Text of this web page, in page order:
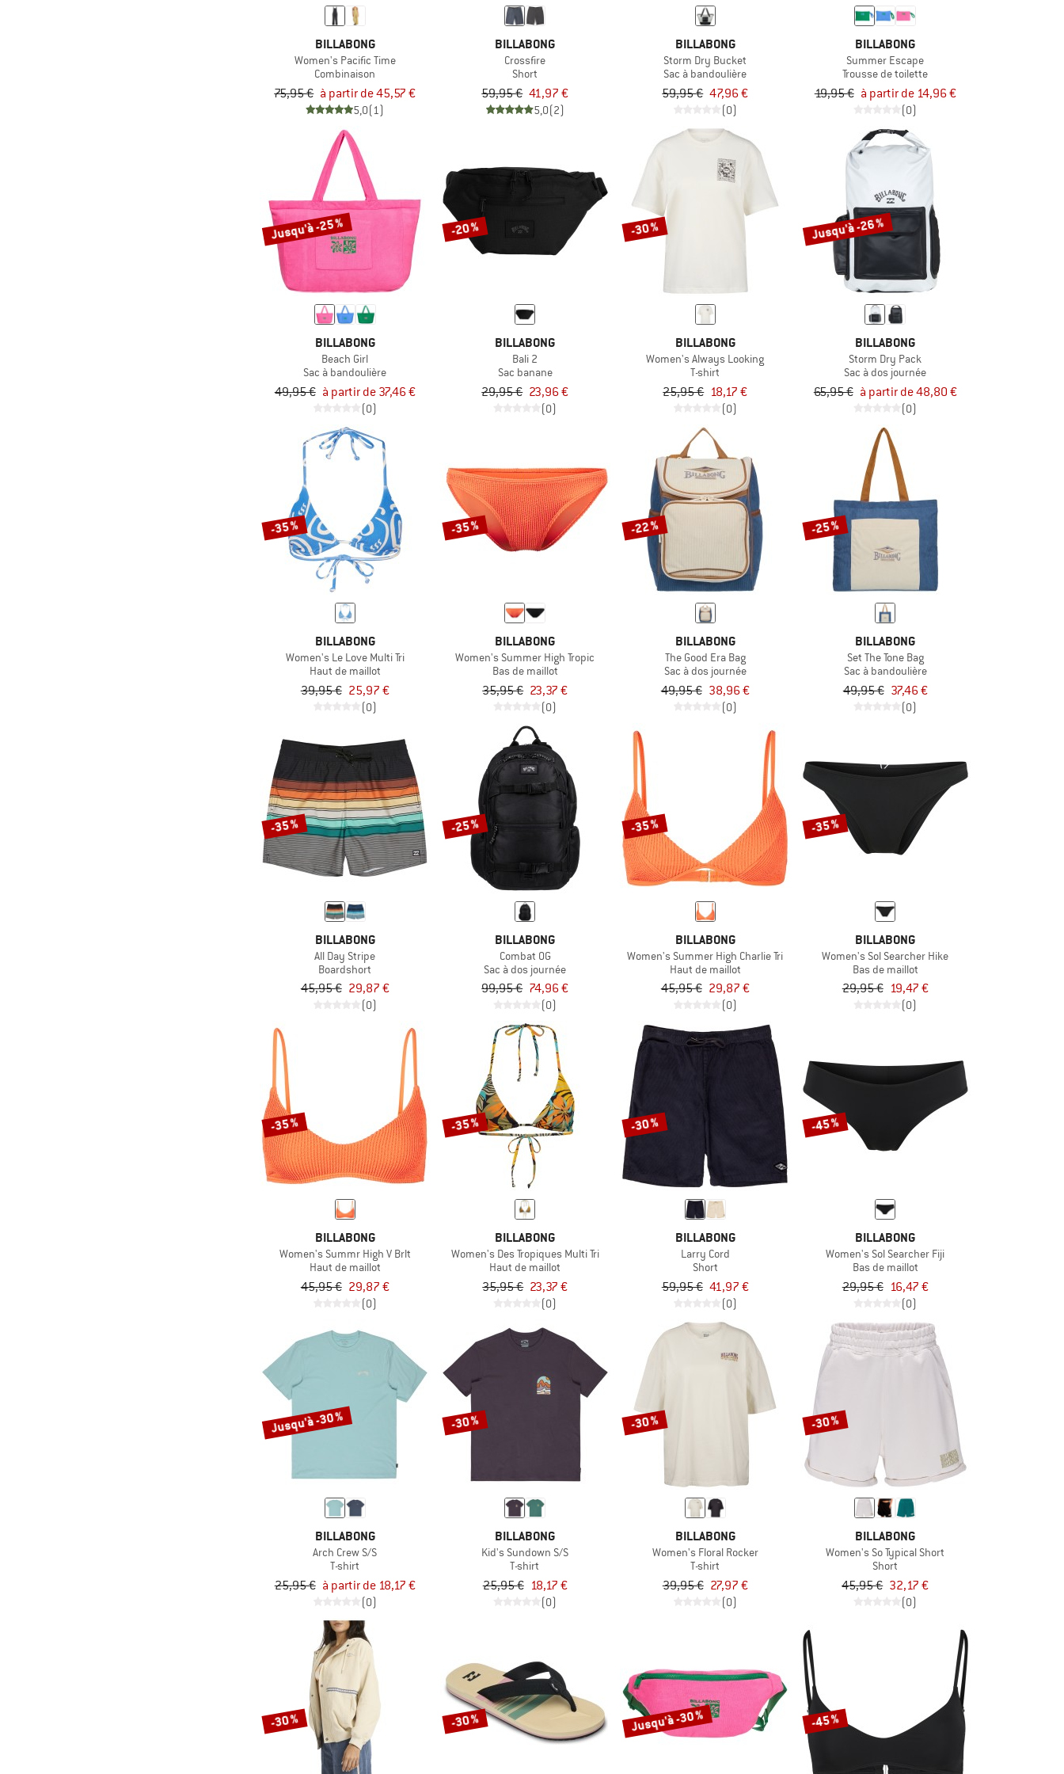
BILLABONG
Women's Pacific Time
Combinaison
75,95 € à partir de 45,57 €
5,0(1)
BILLABONG
Crossfire
Short
59,95 € 41,97 €
5,0(2)
BILLABONG
Storm Dry Bucket
Sac à bandoulière
59,95 € 47,96 €
(0)
BILLABONG
Summer Escape
Trousse de toilette
19,95 € à partir de 14,96 €
(0)
Jusqu'à -25 %
BILLABONG
Beach Girl
Sac à bandoulière
49,95 € à partir de 37,46 €
(0)
-20 %
BILLABONG
Bali 2
Sac banane
29,95 € 23,96 €
(0)
-30 %
BILLABONG
Women's Always Looking
T-shirt
25,95 € 18,17 €
(0)
Jusqu'à -26 %
BILLABONG
Storm Dry Pack
Sac à dos journée
65,95 € à partir de 48,80 €
(0)
-35 %
BILLABONG
Women's Le Love Multi Tri
Haut de maillot
39,95 € 25,97 €
(0)
-35 %
BILLABONG
Women's Summer High Tropic
Bas de maillot
35,95 € 23,37 €
(0)
-22 %
BILLABONG
The Good Era Bag
Sac à dos journée
49,95 € 38,96 €
(0)
-25 %
BILLABONG
Set The Tone Bag
Sac à bandoulière
49,95 € 37,46 €
(0)
-35 %
BILLABONG
All Day Stripe
Boardshort
45,95 € 29,87 €
(0)
-25 %
BILLABONG
Combat OG
Sac à dos journée
99,95 € 74,96 €
(0)
-35 %
BILLABONG
Women's Summer High Charlie Tri
Haut de maillot
45,95 € 29,87 €
(0)
-35 %
BILLABONG
Women's Sol Searcher Hike
Bas de maillot
29,95 € 19,47 €
(0)
-35 %
BILLABONG
Women's Summr High V Brlt
Haut de maillot
45,95 € 29,87 €
(0)
-35 %
BILLABONG
Women's Des Tropiques Multi Tri
Haut de maillot
35,95 € 23,37 €
(0)
-30 %
BILLABONG
Larry Cord
Short
59,95 € 41,97 €
(0)
-45 %
BILLABONG
Women's Sol Searcher Fiji
Bas de maillot
29,95 € 16,47 €
(0)
Jusqu'à -30 %
BILLABONG
Arch Crew S/S
T-shirt
25,95 € à partir de 18,17 €
(0)
-30 %
BILLABONG
Kid's Sundown S/S
T-shirt
25,95 € 18,17 €
(0)
-30 %
BILLABONG
Women's Floral Rocker
T-shirt
39,95 € 27,97 €
(0)
-30 %
BILLABONG
Women's So Typical Short
Short
45,95 € 32,17 €
(0)
-30 % -30 % Jusqu'à -30 % -45 %